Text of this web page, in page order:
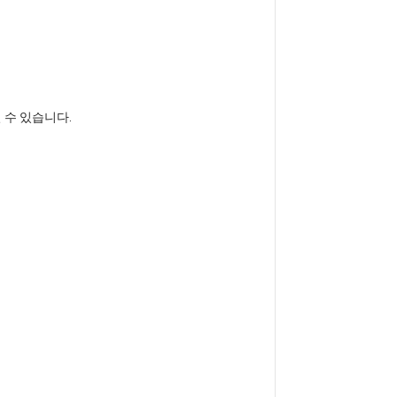
있습니다.